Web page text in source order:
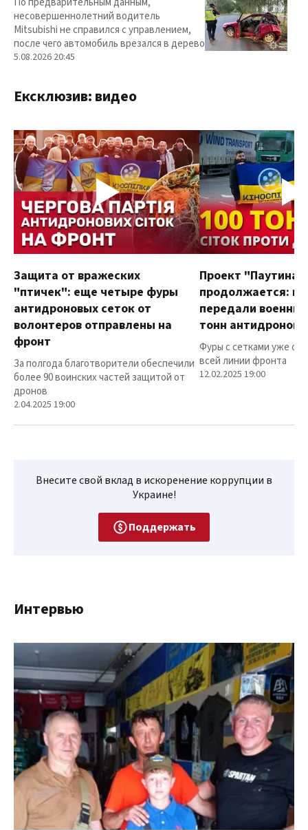
несовершеннолетний водитель
Mitsubishi не справился с управлением,
после чего автомобиль врезался в дерево
5.08.2026 20:45
Ексклюзив: видео
Защита от вражеских
"птичек": еще четыре фуры
антидроновых сеток от
волонтеров отправлены на
фронт
За полгода благотворители обеспечили
более 90 воинских частей защитой от
дронов
2.04.2025 19:00
Проект "Паутина"
продолжается:
передали
тонн
Фуры с сетками уже
всей линии фронта
12.02.2025 19:00
Внесите свой вклад в искоренение коррупции в
Украине!
Поддержать
Интервью